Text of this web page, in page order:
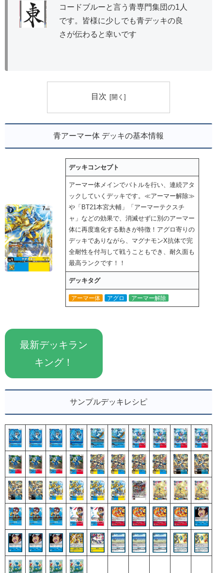
コードブルーと言う青専門集団の1人
です。皆様に少しでも青デッキの良
さが伝わると幸いです
目次
青アーマー体 デッキの基本情報
デッキコンセプト
アーマー体メインでバトルを行い、連続アタ
ックしていくデッキです。≪アーマー解除≫
や「BT21本宮大輔」「アーマーテクスチ
ャ」などの効果で、消滅せずに別のアーマー
体に再度進化する動きが特徴！アグロ寄りの
デッキでありながら、マグナモンX抗体で完
全耐性を付与して戦うこともでき、耐久面も
最高ランクです！！
デッキタグ
アーマー体 アグロ アーマー解除
最新デッキラン
キング！
サンプルデッキレシピ